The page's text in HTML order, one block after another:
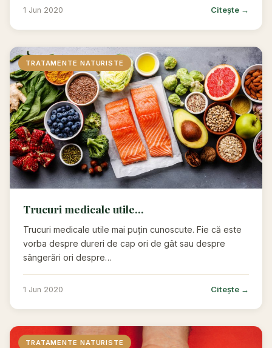
1 Jun 2020 Citește →
TRATAMENTE NATURISTE
Trucuri medicale utile...
Trucuri medicale utile mai puțin cunoscute. Fie că este
vorba despre dureri de cap ori de gât sau despre
sângerări ori despre…
1 Jun 2020 Citește →
TRATAMENTE NATURISTE